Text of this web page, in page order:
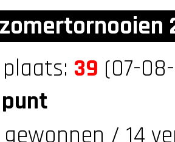
zomertornooien
39 (07-
punt
/ 14